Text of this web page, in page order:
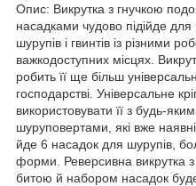
Опис: Викрутка з гнучкою
насадками чудово підійде
шурупів і гвинтів із різними
важкодоступних місцях.
робить її ще більш
господарстві. Універсальне
використовувати її з будь-
шуруповертами, які вже
йде 6 насадок для шурупів,
форми. Реверсивна викрутка
битою й набором насадок